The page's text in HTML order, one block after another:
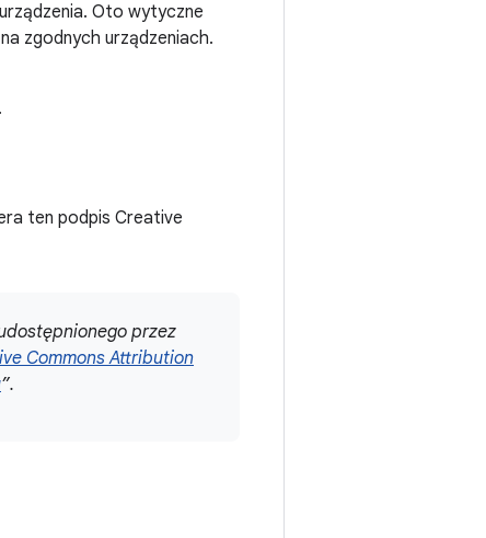
Oto wytyczne
zgodnych urządzeniach.
ten podpis Creative
przez
Commons Attribution
”.